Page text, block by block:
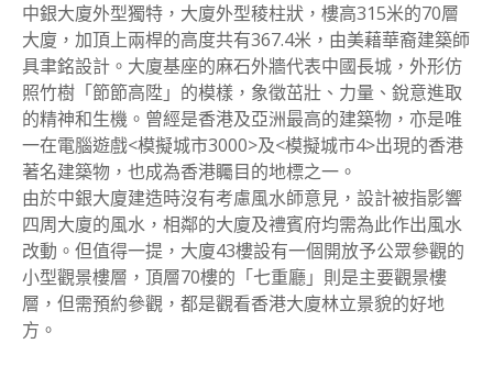
中銀大廈外型獨特，大廈外型稜柱狀，樓高315米的70層
大廈，加頂上兩桿的高度共有367.4米，由美藉華裔建築師
具聿銘設計。大廈基座的麻石外牆代表中國長城，外形仿
照竹樹「節節高陞」的模樣，象徵茁壯、力量、銳意進取
的精神和生機。曾經是香港及亞洲最高的建築物，亦是唯
一在電腦遊戲<模擬城市3000>及<模擬城市4>出現的香港
著名建築物，也成為香港矚目的地標之一。
由於中銀大廈建造時沒有考慮風水師意見，設計被指影響
四周大廈的風水，相鄰的大廈及禮賓府均需為此作出風水
改動。但值得一提，大廈43樓設有一個開放予公眾參觀的
小型觀景樓層，頂層70樓的「七重廳」則是主要觀景樓
層，但需預約參觀，都是觀看香港大廈林立景貌的好地
方。